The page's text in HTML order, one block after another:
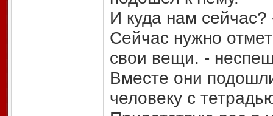
И куда нам
Сейчас нужно
свои вещи. -
Вместе они
человеку с